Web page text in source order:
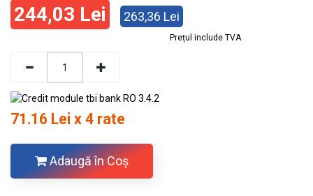
244,03 Lei 263,36 Lei
Prețul include TVA
71.16 Lei x 4 rate
Adaugă în Coş